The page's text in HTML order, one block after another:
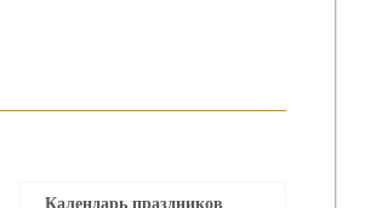
Календарь праздников